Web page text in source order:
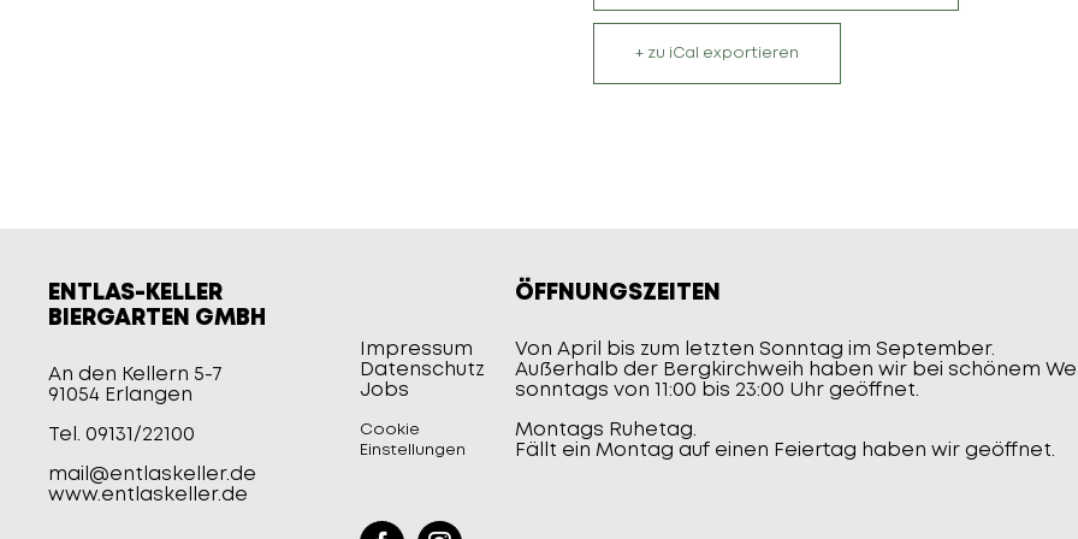
+ zu iCal exportieren
ENTLAS-KELLER
BIERGARTEN GMBH
An den Kellern 5-7
91054 Erlangen
Tel.09131/22100
mail@entlaskeller.de
www.entlaskeller.de
Impressum
Datenschutz
Jobs
Cookie
Einstellungen
ÖFFNUNGSZEITEN
Von April bis zum letzten Sonntag im September.
Außerhalb der Bergkirchweih haben wir bei schönem
sonntags von 11:00 bis 23:00 Uhr geöffnet.
Montags Ruhetag.
Fällt ein Montag auf einen Feiertag haben wir geöffnet.